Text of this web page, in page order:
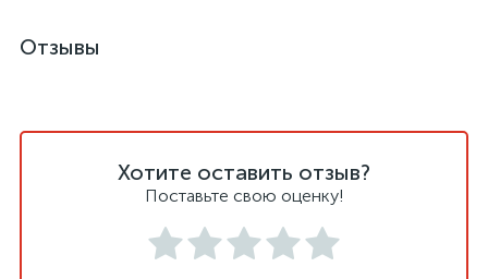
Отзывы
Хотите оставить отзыв?
Поставьте свою оценку!